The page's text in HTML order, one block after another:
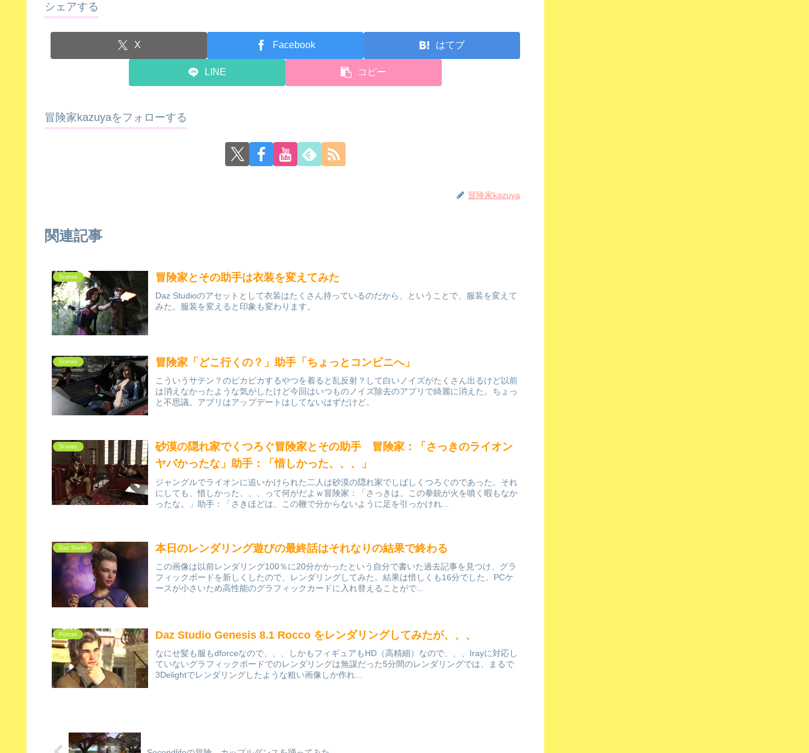
シェアする
X Facebook はてブ
LINE コピー
冒険家kazuyaをフォローする
冒険家kazuya
関連記事
Scenes 冒険家とその助手は衣装を変えてみた
Daz Studioのアセットとして衣装はたくさん持っているのだから、ということで、服装を変えて
みた。服装を変えると印象も変わります。
Scenes 冒険家「どこ行くの？」助手「ちょっとコンビニへ」
こういうサテン？のピカピカするやつを着ると乱反射？して白いノイズがたくさん出るけど以前
は消えなかったような気がしたけど今回はいつものノイズ除去のアプリで綺麗に消えた。ちょっ
と不思議。アプリはアップデートはしてないはずだけど。
Scenes
砂漠の隠れ家でくつろぐ冒険家とその助手 冒険家：「さっきのライオン
ヤバかったな」助手：「惜しかった、、、」
ジャングルでライオンに追いかけられた二人は砂漠の隠れ家でしばしくつろぐのであった。それ
にしても、惜しかった、、、って何がだよｗ冒険家：「さっきは、この拳銃が火を噴く暇もなか
ったな。」助手：「さきほどは、この鞭で分からないように足を引っかけれ...
Daz Studio 本日のレンダリング遊びの最終話はそれなりの結果で終わる
この画像は以前レンダリング100％に20分かかったという自分で書いた過去記事を見つけ、グラ
フィックボードを新しくしたので、レンダリングしてみた。結果は惜しくも16分でした。PCケ
ースが小さいため高性能のグラフィックカードに入れ替えることがで...
Portrait Daz Studio Genesis 8.1 Rocco をレンダリングしてみたが、、、
なにせ髪も服もdforceなので、、、しかもフィギュアもHD（高精細）なので、、、Irayに対応し
ていないグラフィックボードでのレンダリングは無謀だった5分間のレンダリングでは、まるで
3Delightでレンダリングしたような粗い画像しか作れ...